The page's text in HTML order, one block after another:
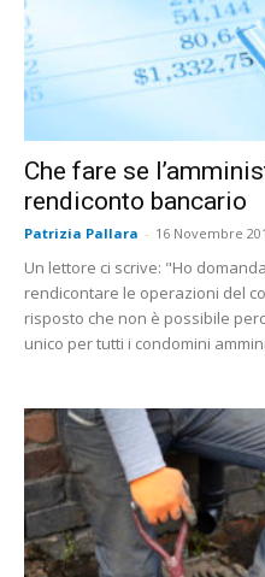
Che fare se
rendiconto bancario
Patrizia Pallara - 16 Novembre
Un lettore ci scrive: "Ho
rendicontare le operazioni del
risposto che non è possibile
unico per tutti i condomini